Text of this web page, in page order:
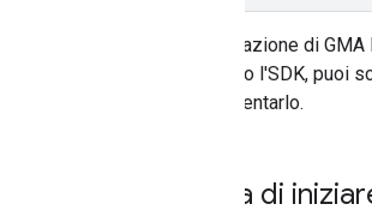
L'integrazione di GMA
integrato l'SDK, puoi
implementarlo.
Prima di